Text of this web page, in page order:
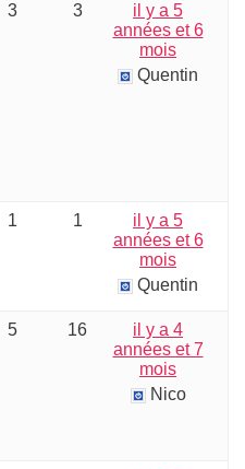
3 3
il y a 5
années et 6
mois
Quentin
1 1
il y a 5
années et 6
mois
Quentin
5 16
il y a 4
années et 7
mois
Nico